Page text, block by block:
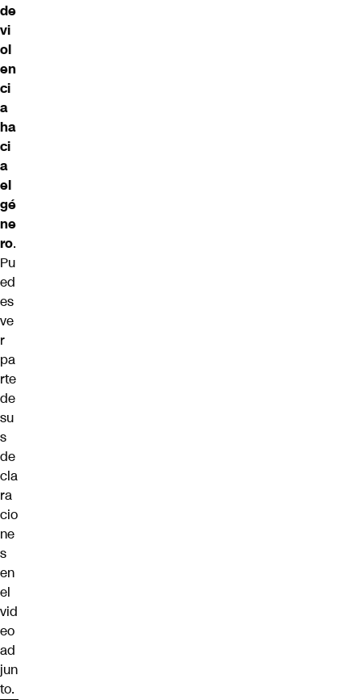
de
vi
ol
en
ci
a
ha
ci
a
el
gé
ne
ro.
Pu
ed
es
ve
r
pa
rte
de
su
s
de
cla
ra
cio
ne
s
en
el
vid
eo
ad
jun
to.